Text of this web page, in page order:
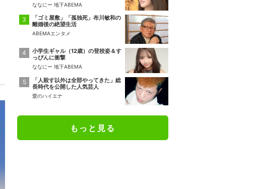
ななにー 地下ABEMA
「ゴミ屋敷」「孤独死」布川敏和の
離婚後の絶望生活
ABEMAエンタメ
小学生ギャル（12歳）の登校姿＆す
っぴんに衝撃
ななにー 地下ABEMA
「人殺す以外は全部やってきた」総
長時代を公開した人気芸人
愛のハイエナ
もっと見る